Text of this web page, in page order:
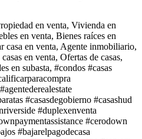
en venta, Vivienda en
en venta, Bienes raíces en
casa en venta, Agente inmobiliario,
en venta, Ofertas de casas,
en subasta, #condos #casas
#casasdegobierno #casashud
#duplexenventa
#cerodown
#bajarelpagodecasa